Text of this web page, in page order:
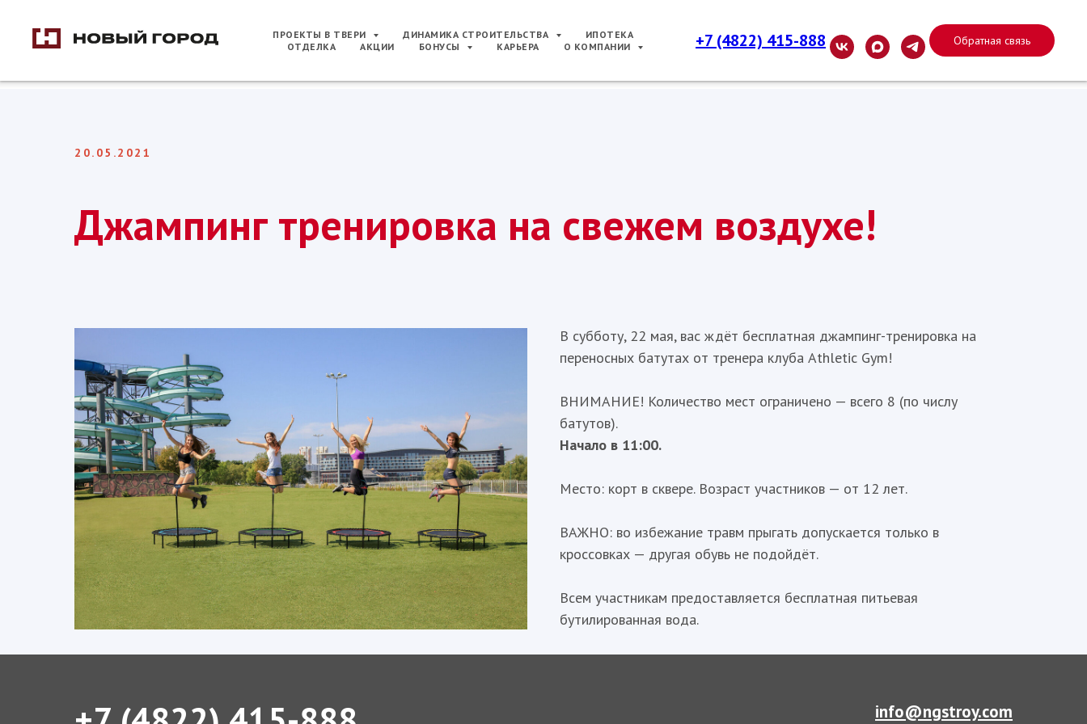
ПРОЕКТЫ В ТВЕРИ ДИНАМИКА СТРОИТЕЛЬСТВА
ИПОТЕКА
ОТДЕЛКА
АКЦИИ БОНУСЫ КАРЬЕРА О КОМПАНИИ +7 (4822) 415-888 Обратная связь
20.05.2021
Джампинг тренировка на свежем воздухе!
В субботу, 22 мая, вас ждёт бесплатная джампинг-тренировка на
переносных батутах от тренера клуба Athletic Gym!
ВНИМАНИЕ! Количество мест ограничено — всего 8 (по числу
батутов).
Начало в 11:00.
Место: корт в сквере. Возраст участников — от 12 лет.
ВАЖНО: во избежание травм прыгать допускается только в
кроссовках — другая обувь не подойдёт.
Всем участникам предоставляется бесплатная питьевая
бутилированная вода.
info@ngstroy.com